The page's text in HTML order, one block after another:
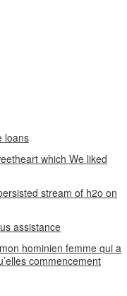
loans
which We liked
stream of h2o on
assistance
hominien femme qui a
commencement